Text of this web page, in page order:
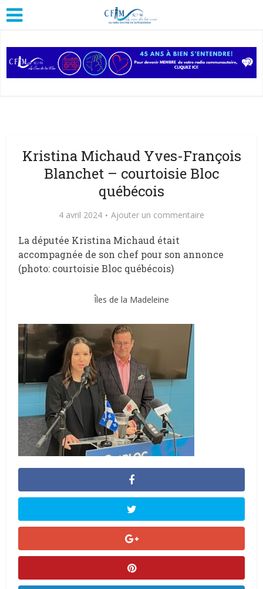
Kristina Michaud Yves-François
Blanchet – courtoisie Bloc
québécois
4 avril 2024 Ajouter un commentaire
La députée Kristina Michaud était
accompagnée de son chef pour son annonce
(photo: courtoisie Bloc québécois)
Îles de la Madeleine